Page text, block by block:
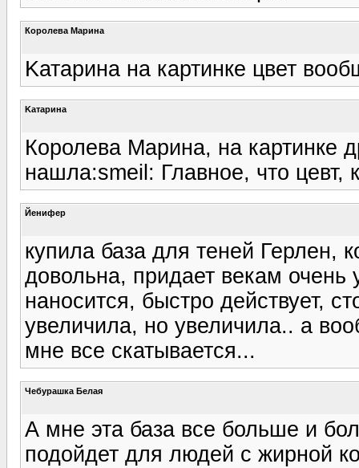
Королева Марина
Kатарина на картинке цвет
Kатарина
Королева Марина, на картинке
нашла:smeil: Главное, что цевт,
Йенифер
купила база для теней Герлен,
довольна, придает векам
наносится, быстро действует,
увеличила, но увеличила.. а
мне все скатывается...
Чебурашка Белая
А мне эта база все больше и
подойдет для людей с жирной